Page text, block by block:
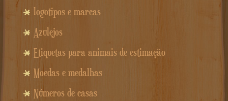
logotipos e marcas
Azulejos
Etiquetas para animais de estimação
Moedas e medalhas
Números de casas